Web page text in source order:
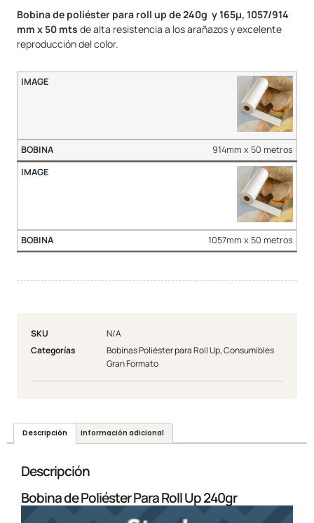
Bobina de poliéster para roll up de 240g y 165µ, 1057/914
mm x 50 mts de alta resistencia a los arañazos y excelente
reproducción del color.
914mm x 50 metros
1057mm x 50 metros
SKU
N/A
Categorías
Bobinas Poliéster para Roll Up,Consumibles
Gran Formato
Descripción Información adicional
Descripción
Bobina de Poliéster Para Roll Up 240gr